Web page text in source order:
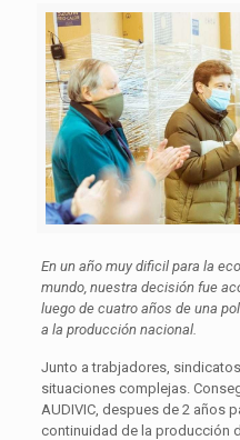
En un año muy dificil para la
mundo, nuestra decisión fue
luego de cuatro años de una
a la producción nacional.
Junto a trabjadores,
situaciones complejas.
AUDIVIC, despues de 2 años
continuidad de la producción